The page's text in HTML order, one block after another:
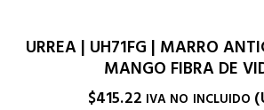
URREA | UH71FG | MARRO
MANGO FIBRA DE
$415.22 IVA NO INCLUIDO (